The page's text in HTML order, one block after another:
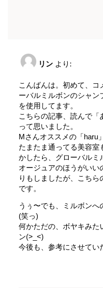
リン より:
こんばんは。初めて、コ
ーバルミルボンのシャン
を使用してます。
こちらの記事、読んで「
って思いました。
Mさんオススメの「haru
たまたま通ってる美容室
かしたら、グローバルミ
オージュアのほうがいい
りもしましたが、こちら
です。
うぅ〜でも、ミルボンへ
(笑っ)
何かただの、ボヤキみた
ン(>_<)
今後も、参考にさせてい